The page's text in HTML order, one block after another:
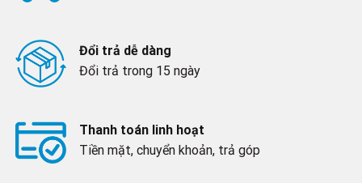
Đổi trả dễ dàng
Đổi trả trong 15 ngày
Thanh toán linh hoạt
Tiền mặt, chuyển khoản, trả góp